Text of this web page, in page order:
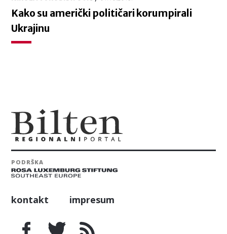
Kako su američki političari korumpirali
Ukrajinu
PODRŠKA
kontakt impresum